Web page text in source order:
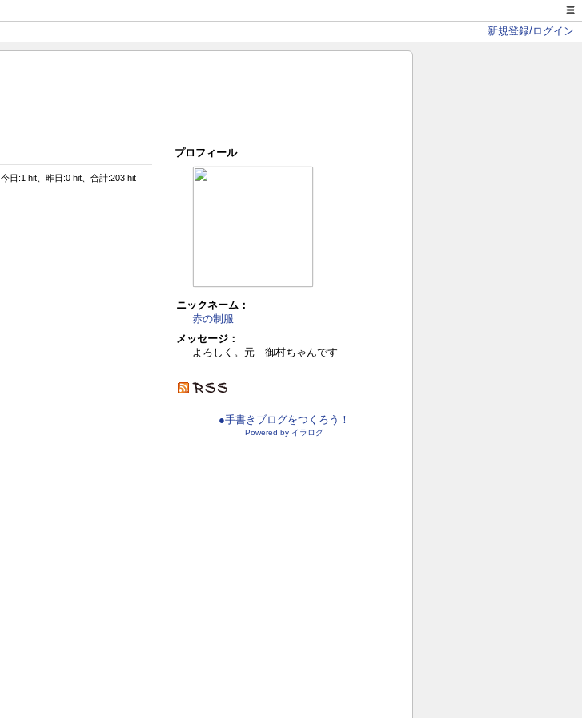
新規登録/ログイン
今日:1 hit、昨日:0 hit、合計:203 hit
プロフィール
ニックネーム：
赤の制服
メッセージ：
よろしく。元 御村ちゃんです
●手書きブログをつくろう！
Powered by イラログ